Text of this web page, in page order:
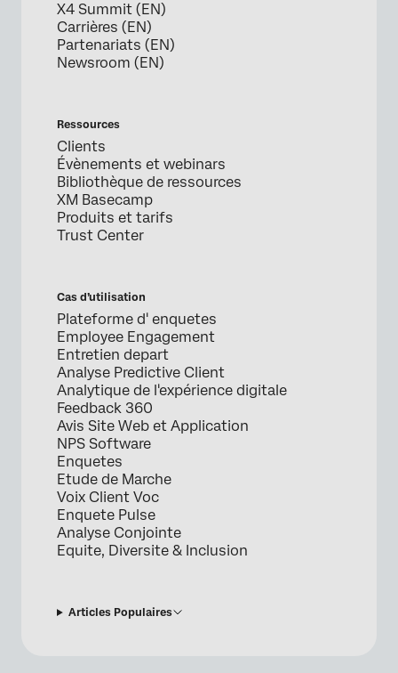
X4 Summit (EN)
Carrières (EN)
Partenariats (EN)
Newsroom (EN)
Ressources
Clients
Évènements et webinars
Bibliothèque de ressources
XM Basecamp
Produits et tarifs
Trust Center
Cas d’utilisation
Plateforme d' enquetes
Employee Engagement
Entretien depart
Analyse Predictive Client
Analytique de l'expérience digitale
Feedback 360
Avis Site Web et Application
NPS Software
Enquetes
Etude de Marche
Voix Client Voc
Enquete Pulse
Analyse Conjointe
Equite, Diversite & Inclusion
Articles Populaires